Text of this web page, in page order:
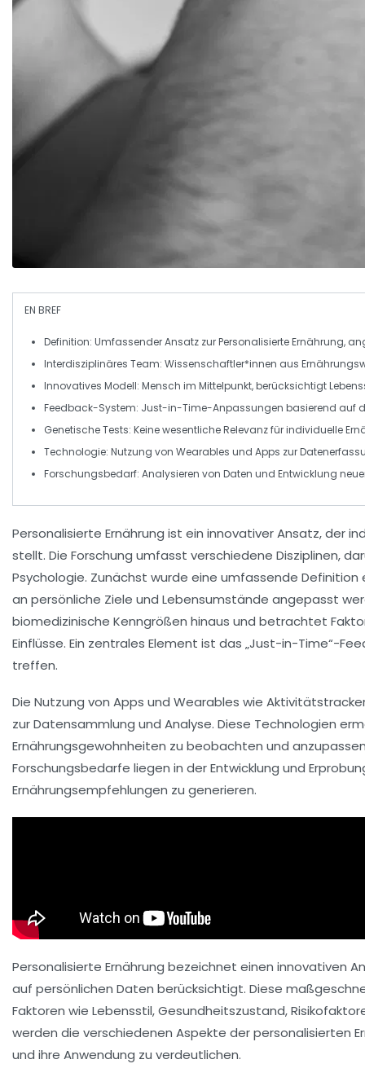
EN BREF
Definition: Umfassender Ansatz zurPersonalisierte Ernährung,
Interdisziplinäres Team: Wissenschaftler*innen aus
Innovatives Modell: Mensch im Mittelpunkt, berücksichtigt
Feedback-System: Just-in-Time-Anpassungen basierend auf
Genetische Tests: Keine wesentliche Relevanz für individuelle
Technologie: Nutzung von Wearables und Apps zur
Forschungsbedarf: Analysieren von Daten und Entwicklung
Personalisierte Ernährung ist ein innovativer Ansatz, der
stellt. Die Forschung umfasst verschiedene Disziplinen,
Psychologie. Zunächst wurde eine umfassende
an persönliche Ziele und Lebensumstände angepasst
biomedizinische Kenngrößen hinaus und betrachtet
Einflüsse. Ein zentrales Element ist das „Just-in-Time“-
treffen.
Die Nutzung von Apps und Wearables wie
zur Datensammlung und Analyse. Diese Technologien
Ernährungsgewohnheiten zu beobachten und
Forschungsbedarfe liegen in der Entwicklung und
Ernährungsempfehlungen zu generieren.
Personalisierte Ernährung bezeichnet einen innovativen
auf persönlichen Daten berücksichtigt. Diese
Faktoren wie Lebensstil, Gesundheitszustand,
werden die verschiedenen Aspekte der personalisierten
und ihre Anwendung zu verdeutlichen.